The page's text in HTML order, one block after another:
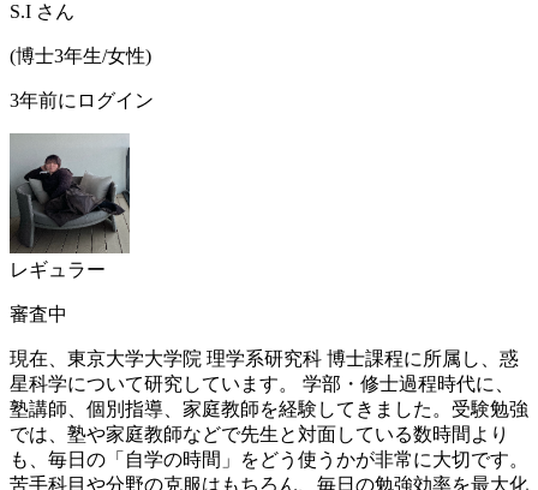
S.I さん
(博士3年生/女性)
3年前にログイン
レギュラー
審査中
現在、東京大学大学院 理学系研究科 博士課程に所属し、惑
星科学について研究しています。 学部・修士過程時代に、
塾講師、個別指導、家庭教師を経験してきました。受験勉強
では、塾や家庭教師などで先生と対面している数時間より
も、毎日の「自学の時間」をどう使うかが非常に大切です。
苦手科目や分野の克服はもちろん、毎日の勉強効率を最大化